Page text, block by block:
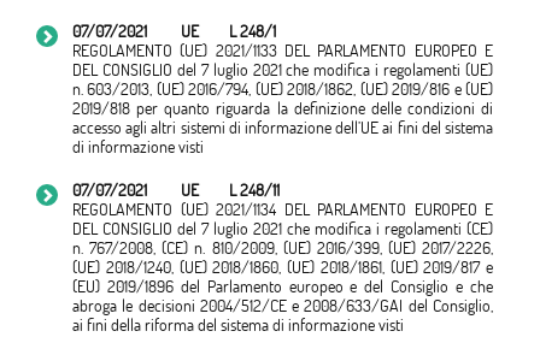
07/07/2021 UE
L 248/1
REGOLAMENTO (UE) 2021/1133 DEL PARLAMENTO EUROPEO E
DEL CONSIGLIO del 7 luglio 2021 che modifica i regolamenti (UE)
n. 603/2013, (UE) 2016/794, (UE) 2018/1862, (UE) 2019/816 e (UE)
2019/818 per quanto riguarda la definizione delle condizioni di
accesso agli altri sistemi di informazione dell’UE ai fini del sistema
di informazione visti
07/07/2021
UE
L 248/11
REGOLAMENTO (UE) 2021/1134 DEL PARLAMENTO EUROPEO E
DEL CONSIGLIO del 7 luglio 2021 che modifica i regolamenti (CE)
n. 767/2008, (CE) n. 810/2009, (UE) 2016/399, (UE) 2017/2226,
(UE) 2018/1240, (UE) 2018/1860, (UE) 2018/1861, (UE) 2019/817 e
(EU) 2019/1896 del Parlamento europeo e del Consiglio e che
abroga le decisioni 2004/512/CE e 2008/633/GAI del Consiglio,
ai fini della riforma del sistema di informazione visti